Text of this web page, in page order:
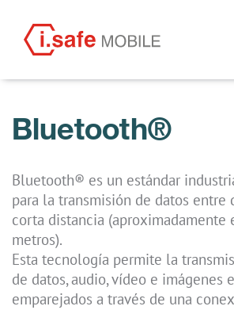
Bluetooth®
Bluetooth® es un estándar
para la transmisión de datos entre
corta distancia (aproximadamente
metros).
Esta tecnología permite la
de datos, audio, vídeo e imágenes
emparejados a través de una